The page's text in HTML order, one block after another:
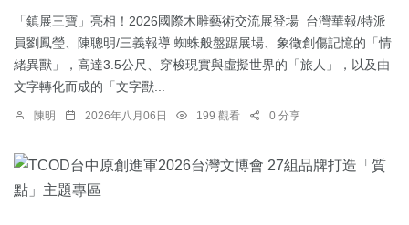
「鎮展三寶」亮相！2026國際木雕藝術交流展登場 台灣華報/特派
員劉鳳瑩、陳聰明/三義報導 蜘蛛般盤踞展場、象徵創傷記憶的「情
緒異獸」，高達3.5公尺、穿梭現實與虛擬世界的「旅人」，以及由
文字轉化而成的「文字獸...
陳明 2026年八月06日 199 觀看 0 分享